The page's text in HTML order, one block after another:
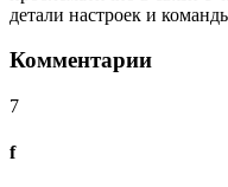
детали настроек и
Комментарии
7
f